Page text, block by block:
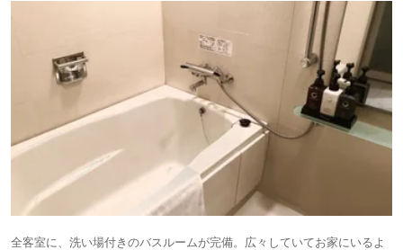
全客室に、洗い場付きのバスルームが完備。広々していてお家にいるよ